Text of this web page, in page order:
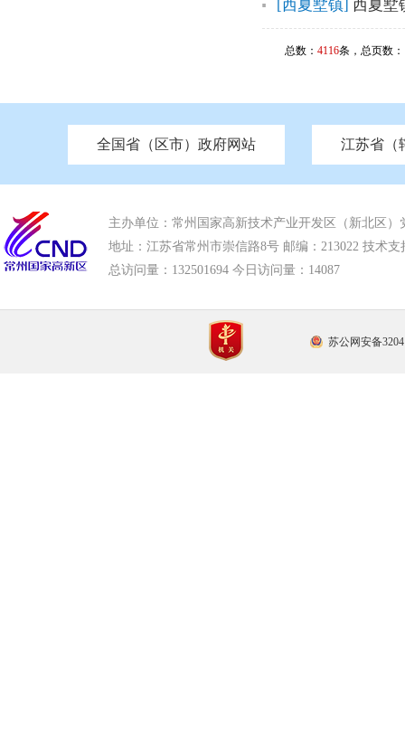
[西夏墅镇] 西夏墅
总数： 4116条，总页数：
全国省（区市）政府网站
北京 天津 重庆 河南 河北 山西
江苏省（
中国江苏 南京市政府 苏州市政府 无锡
市发改委 市工信局 市教育局 市科技局 市
市应急管理局 市审计局 市外事办 市生态
主办单位：常州国家高新技术产业开发区（新北区）
地址：江苏省常州市崇信路8号 邮编：213022 技术支
总访问量： 132501694 今日访问量： 14087
苏公网安备